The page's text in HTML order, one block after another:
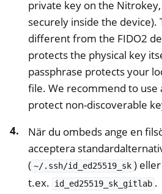
private key on the
securely inside the device).
different from the FIDO2
protects the physical key
passphrase protects your
file. We recommend to use
protect non-discoverable
När du ombeds ange en
acceptera
( ~/.ssh/id_ed25519_sk )
t.ex.
id_ed25519_sk_gitlab .